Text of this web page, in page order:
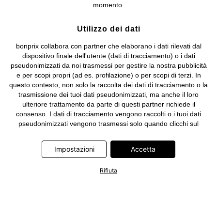
momento.
Utilizzo dei dati
bonprix collabora con partner che elaborano i dati rilevati dal
dispositivo finale dell'utente (dati di tracciamento) o i dati
pseudonimizzati da noi trasmessi per gestire la nostra pubblicità
e per scopi propri (ad es. profilazione) o per scopi di terzi. In
questo contesto, non solo la raccolta dei dati di tracciamento o la
trasmissione dei tuoi dati pseudonimizzati, ma anche il loro
ulteriore trattamento da parte di questi partner richiede il
consenso. I dati di tracciamento vengono raccolti o i tuoi dati
pseudonimizzati vengono trasmessi solo quando clicchi sul
seguenti società: Adjust GmbH, Criteo SA, Google Ireland
Limited, Hurra Communications GmbH, ID5 Technology Ltd,
Limited, Pinterest Europe Limited, RTB-House GmbH, TikTok
Impostazioni Accetta
Rifiuta